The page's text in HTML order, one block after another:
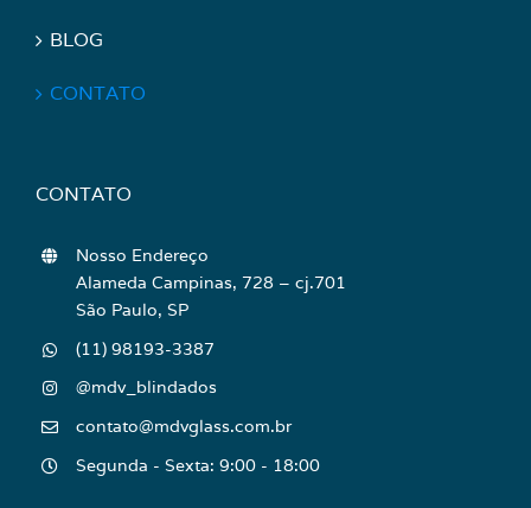
BLOG
CONTATO
CONTATO
Nosso Endereço
Alameda Campinas, 728 – cj.701
São Paulo, SP
(11) 98193-3387
@mdv_blindados
contato@mdvglass.com.br
Segunda - Sexta: 9:00 - 18:00